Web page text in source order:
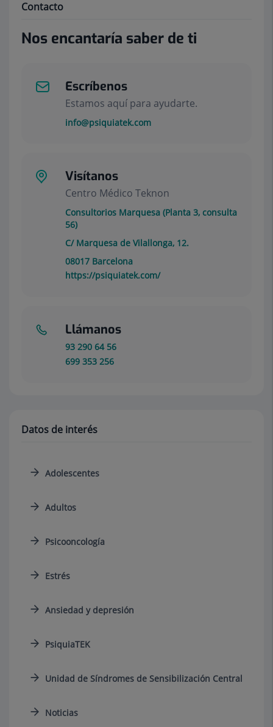
Contacto
Nos encantaría saber de ti
Escríbenos
Estamos aquí para ayudarte.
info@psiquiatek.com
Visítanos
Centro Médico Teknon
Consultorios Marquesa (Planta 3, consulta
56)
C/ Marquesa de Vilallonga, 12.
08017 Barcelona
https://psiquiatek.com/
Llámanos
93 290 64 56
699 353 256
Datos de interés
Adolescentes
Adultos
Psicooncología
Estrés
Ansiedad y depresión
PsiquiaTEK
Unidad de Síndromes de Sensibilización Central
Noticias